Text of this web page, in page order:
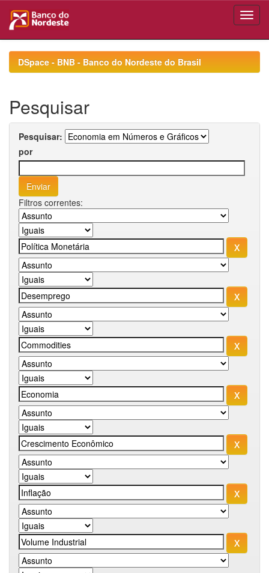
navigationDSpace - BNB - Banco do Nordeste do Brasil
Pesquisar
Pesquisar:
por
Filtros correntes: